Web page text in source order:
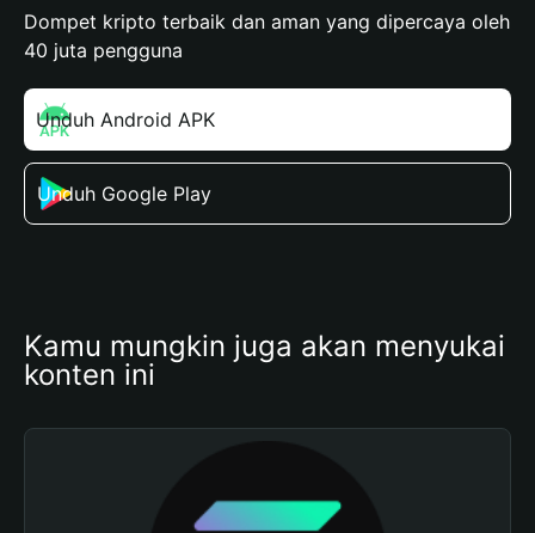
Dompet kripto terbaik dan aman yang dipercaya oleh
40 juta pengguna
Unduh Android APK
Unduh Google Play
Kamu mungkin juga akan menyukai
konten ini